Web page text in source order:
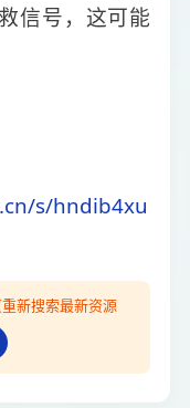
信号，这可能
s/hndib4xu
新搜索最新资源